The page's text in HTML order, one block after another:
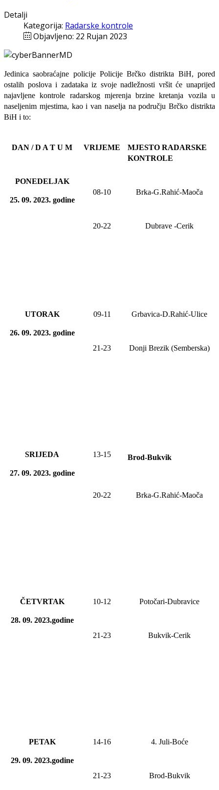
Detalji
Kategorija: Radarske kontrole
Objavljeno: 22 Rujan 2023
Jedinica saobraćajne policije Policije Brčko distrikta BiH, pored
ostalih poslova i zadataka iz svoje nadležnosti vršit će unaprijed
najavljene kontrole radarskog mjerenja brzine kretanja vozila u
naseljenim mjestima, kao i van naselja na području Brčko distrikta
BiH i to:
DAN / D A T U M VRIJEME
MJESTO RADARSKE
KONTROLE
PONEDELJAK
25. 09. 2023. godine
08-10 Brka-G.Rahić-Maoča
20-22 Dubrave -Cerik
UTORAK
26. 09. 2023.godine
09-11 Grbavica-D.Rahić-Ulice
21-23 Donji Brezik (Semberska)
SRIJEDA
27. 09. 2023.godine
13-15 Brod-Bukvik
20-22 Brka-G.Rahić-Maoča
ČETVRTAK
28. 09. 2023.godine
10-12 Potočari-Dubravice
21-23 Bukvik-Cerik
PETAK
29. 09. 2023.godine
14-16 4. Juli-Boće
21-23 Brod-Bukvik